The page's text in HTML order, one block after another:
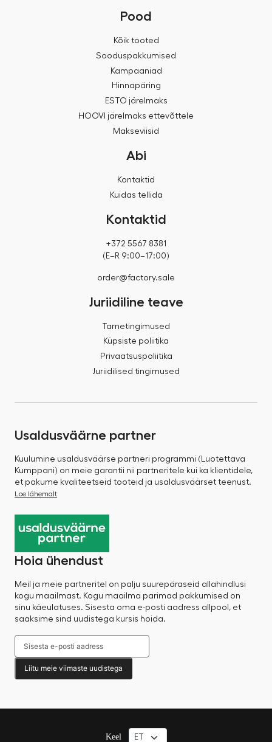
Pood
Kõik tooted
Sooduspakkumised
Kampaaniad
Hinnapäring
ESTO järelmaks
HOOVI järelmaks ettevõttele
Makseviisid
Abi
Kontaktid
Kuidas tellida
Kontaktid
+372 5567 8381
(E–R 9:00–17:00)
order@factory.sale
Juriidiline teave
Tarnetingimused
Küpsiste poliitika
Privaatsuspoliitika
Juriidilised tingimused
Usaldusväärne partner
Kuulumine usaldusväärse partneri programmi (Luotettava
Kumppani) on meie garantii nii partneritele kui ka klientidele,
et pakume kvaliteetseid tooteid ja usaldusväärset teenust.
Loe lähemalt
Hoia ühendust
Meil ja meie partneritel on palju suurepäraseid allahindlusi
kogu maailmast. Kogu maailma parimad pakkumised on
sinu käeulatuses. Sisesta oma e-posti aadress allpool, et
saaksime sind uudistega kursis hoida.
Liitu meie viimaste uudistega
Keel